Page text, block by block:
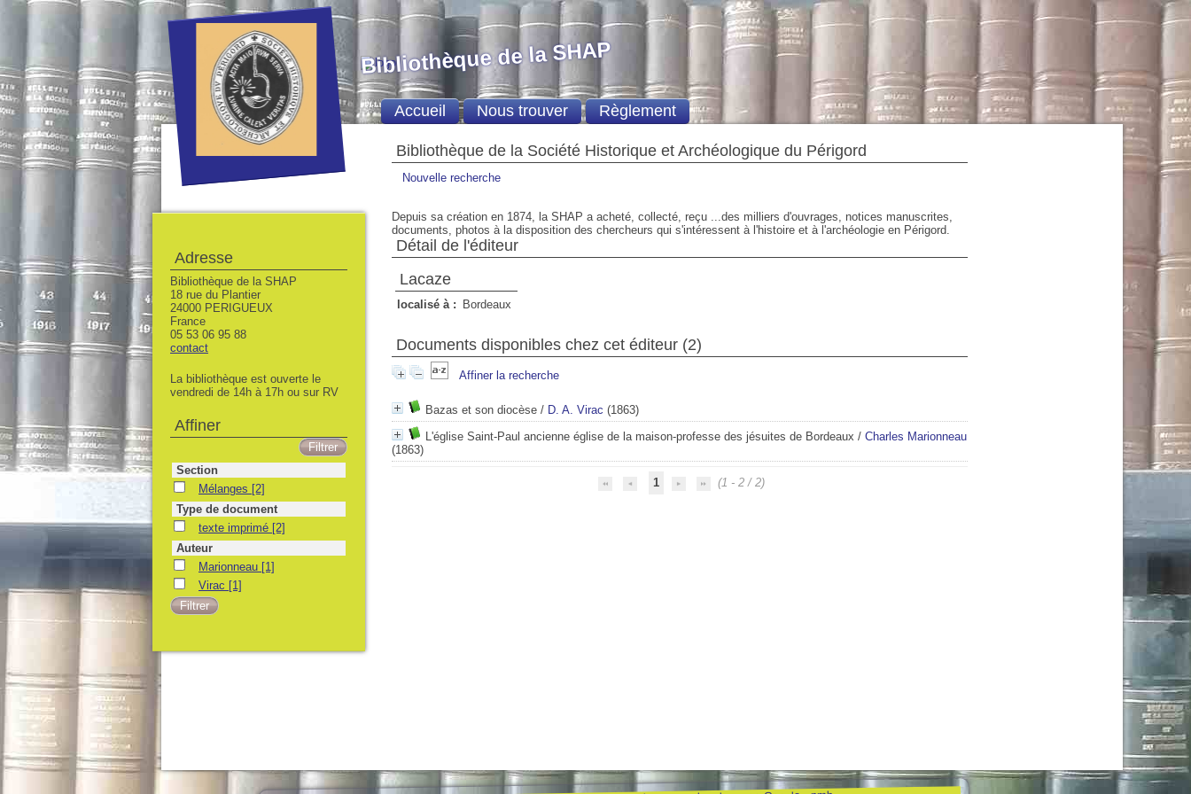
Bibliothèque de la Société Historique et Archéologique du Périgord
Nouvelle recherche
Depuis sa création en 1874, la SHAP a acheté, collecté, reçu ...des milliers d'ouvrages, notices manuscrites,
documents, photos à la disposition des chercheurs qui s'intéressent à l'histoire et à l'archéologie en Périgord.
Détail de l'éditeur
Lacaze
localisé à : Bordeaux
Documents disponibles chez cet éditeur (2)
Affiner la recherche
Bazas et son diocèse / D. A. Virac (1863)
L'église Saint-Paul ancienne église de la maison-professe des jésuites de Bordeaux / Charles Marionneau
(1863)
1 (1 - 2 / 2)
Bibliothèque de la SHAP
Accueil Nous trouver Règlement
Adresse
Bibliothèque de la SHAP
18 rue du Plantier
24000 PERIGUEUX
France
05 53 06 95 88
contact
La bibliothèque est ouverte le
vendredi de 14h à 17h ou sur RV
Affiner
Section
Mélanges [2]
Type de document
texte imprimé [2]
Auteur
Marionneau [1]
Virac [1]